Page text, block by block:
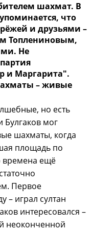
шахмат. В
что
и друзьями –
Топлениновым,
Не
и Маргарита".
– живые
но есть
мог
шахматы, когда
площадь по
времена ещё
Первое
– играл султан
интересовался –
неоконченной